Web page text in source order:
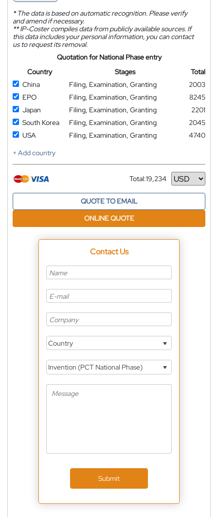
*The data is based on automatic recognition. Please verify
and amend if necessary.
**IP-Coster compiles data from publicly available sources. If
this data includes your personal information, you can contact
us to request its removal.
Quotation for National Phase entry
Country
Stages
Total
China
Filing, Examination, Granting
2003
EPO
Filing, Examination, Granting
8245
Japan
Filing, Examination, Granting
2201
South Korea
Filing, Examination, Granting
2045
USA
Filing, Examination, Granting
4740
+ Add country
Total:19,234
Currency
QUOTE TO EMAIL
ONLINE QUOTE
Contact Us
Country
Invention (PCT National Phase)
Submit